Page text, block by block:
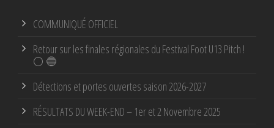
COMMUNIQUÉ OFFICIEL
Retour sur les finales régionales du Festival Foot U13 Pitch !
⚪ 🔵
Détections et portes ouvertes saison 2026-2027
RÉSULTATS DU WEEK-END – 1er et 2 Novembre 2025